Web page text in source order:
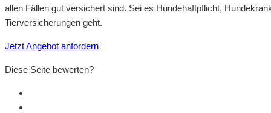
allen Fällen gut versichert sind. Sei es Hundehaftpflicht,
Tierversicherungen geht.
Jetzt Angebot anfordern
Diese Seite bewerten?